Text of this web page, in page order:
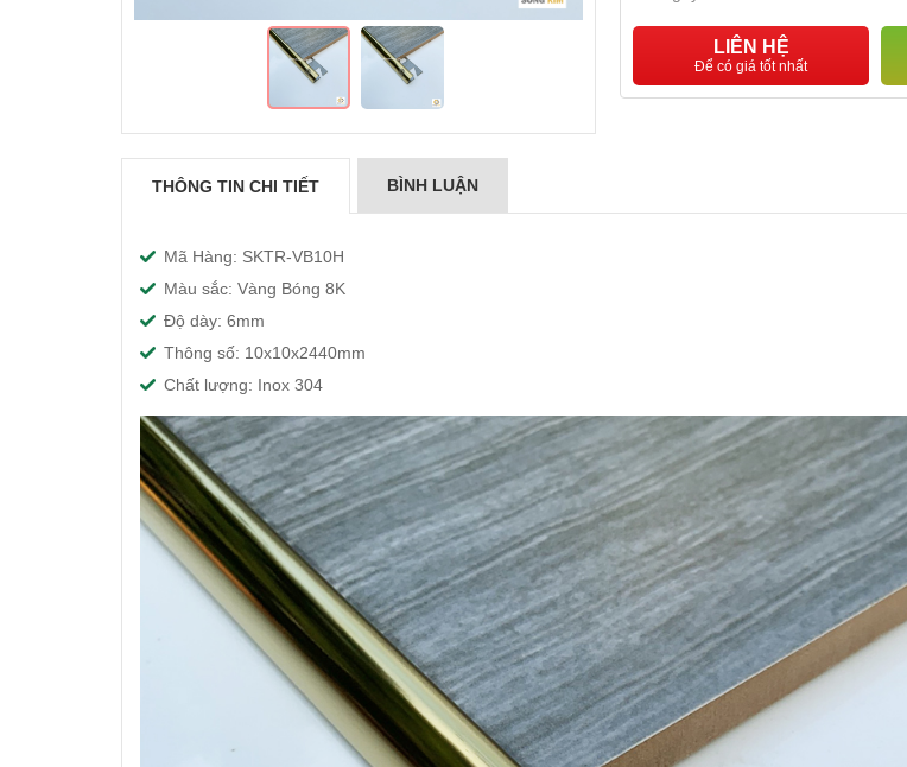
LIÊN HỆ
Để có giá tốt nhất
THÔNG TIN CHI TIẾT BÌNH LUẬN
Mã Hàng: SKTR-VB10H
Màu sắc: Vàng Bóng 8K
Độ dày: 6mm
Thông số: 10x10x2440mm
Chất lượng: Inox 304
Nẹp Inox U25 Vàng
Nẹp Inox U25 Bạc
Nẹp Inox U12 Vàng
Bóng
$ 240,000
Nẹp Inox Góc Vát
Nẹp Inox Góc L Vàng
Bóng
$ 200,000